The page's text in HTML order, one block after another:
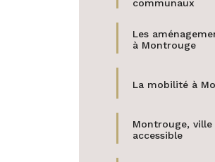
communaux
Les
à Montrouge
La mobilité à
Montrouge, ville
accessible